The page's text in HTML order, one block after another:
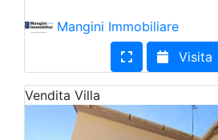
Mangini Immobiliare
Visita
Vendita Villa